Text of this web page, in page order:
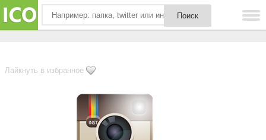
Лайкнуть в избранное